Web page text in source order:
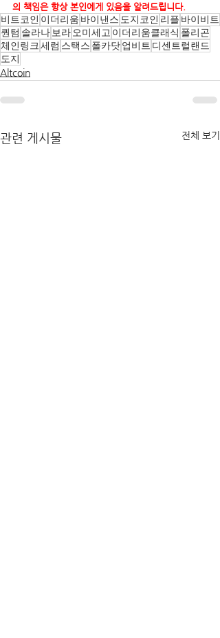
의 책임은 항상 본인에게 있음을 알려드립니다.
비트코인 이더리움 바이낸스 도지코인 리플 바이비트
퀀텀 솔라나보라오미세고 이더리움클래식 폴리곤
체인링크세럼 스택스 폴카닷업비트 디센트럴랜드
도지
Altcoin
관련 게시물 전체 보기